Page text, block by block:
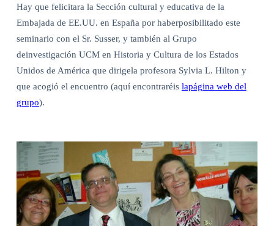
Hay que felicitara la Sección cultural y educativa de la
Embajada de EE.UU. en España por haberposibilitado este
seminario con el Sr. Susser, y también al Grupo
deinvestigación UCM en Historia y Cultura de los Estados
Unidos de América que dirigela profesora Sylvia L. Hilton y
que acogió el encuentro (aquí encontraréis lapágina web del
grupo).